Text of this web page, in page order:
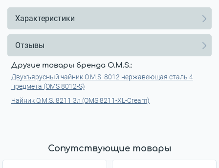
Характеристики
Отзывы
Другие товары бренда O.M.S.:
Двухъярусный чайник O.M.S. 8012 нержавеющая сталь 4
предмета (OMS 8012-S)
Чайник O.M.S. 8211 3л (OMS 8211-XL-Cream)
Сопутствующие товары